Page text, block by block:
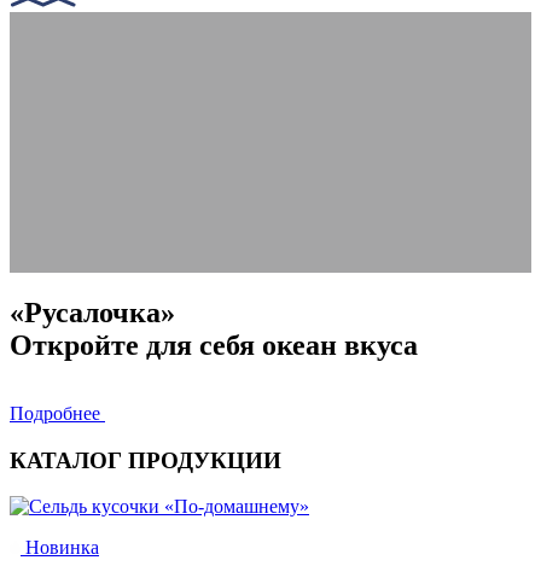
«Русалочка»
Откройте для себя океан вкуса
Подробнее
КАТАЛОГ ПРОДУКЦИИ
Новинка